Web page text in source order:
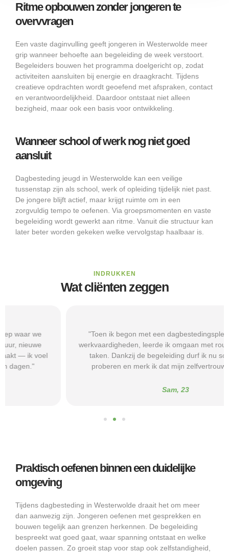
Ritme opbouwen zonder jongeren te
overvvragen
Een vaste daginvulling geeft jongeren in Westerwolde meer
grip wanneer behoefte aan begeleiding de week verstoort.
Begeleiders bouwen het programma doelgericht op, zodat
activiteiten aansluiten bij energie en draagkracht. Tijdens
creatieve opdrachten wordt geoefend met afspraken, contact
en verantwoordelijkheid. Daardoor ontstaat niet alleen
bezigheid, maar ook een basis voor ontwikkeling.
Wanneer school of werk nog niet goed
aansluit
Dagbesteding jeugd in Westerwolde kan een veilige
tussenstap zijn als school, werk of opleiding tijdelijk niet past.
De jongere blijft actief, maar krijgt ruimte om in een
zorgvuldig tempo te oefenen. Via groepsmomenten en vaste
begeleiding wordt gewerkt aan ritme. Vanuit die structuur kan
later beter worden gekeken welke vervolgstap haalbaar is.
INDRUKKEN
Wat cliënten zeggen
"Toen ik begon met een dagbestedingsplek gericht op
werkvaardigheden, leerde ik omgaan met routines en kleine
taken. Dankzij de begeleiding durf ik nu sollicitaties te
proberen en merk ik dat mijn zelfvertrouwen groeit."
Praktisch oefenen binnen een duidelijke
omgeving
Tijdens dagbesteding in Westerwolde draait het om meer
dan aanwezig zijn. Jongeren oefenen met gesprekken en
bouwen tegelijk aan grenzen herkennen. De begeleiding
bespreekt wat goed gaat, waar spanning ontstaat en welke
doelen passen. Zo groeit stap voor stap ook zelfstandigheid,